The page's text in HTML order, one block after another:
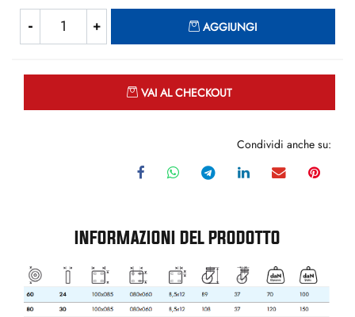
AGGIUNGI
VAI AL CHECKOUT
Condividi anche su:
INFORMAZIONI DEL PRODOTTO